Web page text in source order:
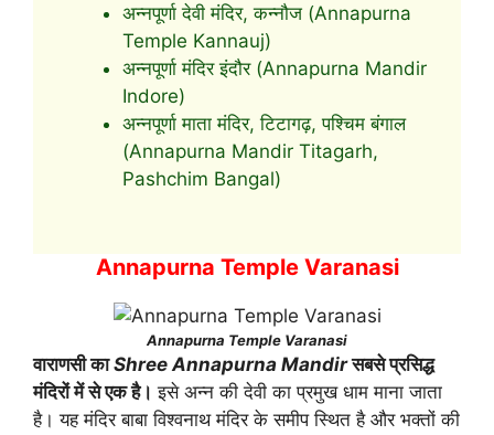
अन्नपूर्णा देवी मंदिर, कन्नौज (Annapurna
Temple Kannauj)
अन्नपूर्णा मंदिर इंदौर (Annapurna Mandir
Indore)
अन्नपूर्णा माता मंदिर, टिटागढ़, पश्चिम बंगाल
(Annapurna Mandir Titagarh,
Pashchim Bangal)
Annapurna Temple Varanasi
Annapurna Temple Varanasi
वाराणसी काShree Annapurna Mandirसबसे प्रसिद्ध
मंदिरों में से एक है। इसे अन्न की देवी का प्रमुख धाम माना जाता
है। यह मंदिर बाबा विश्वनाथ मंदिर के समीप स्थित है और भक्तों की